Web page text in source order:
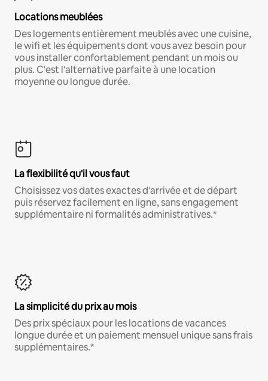
Locations meublées
Des logements entièrement meublés avec une cuisine,
le wifi et les équipements dont vous avez besoin pour
vous installer confortablement pendant un mois ou
plus. C'est l'alternative parfaite à une location
moyenne ou longue durée.
La flexibilité qu'il vous faut
Choisissez vos dates exactes d'arrivée et de départ
puis réservez facilement en ligne, sans engagement
supplémentaire ni formalités administratives.*
La simplicité du prix au mois
Des prix spéciaux pour les locations de vacances
longue durée et un paiement mensuel unique sans frais
supplémentaires.*